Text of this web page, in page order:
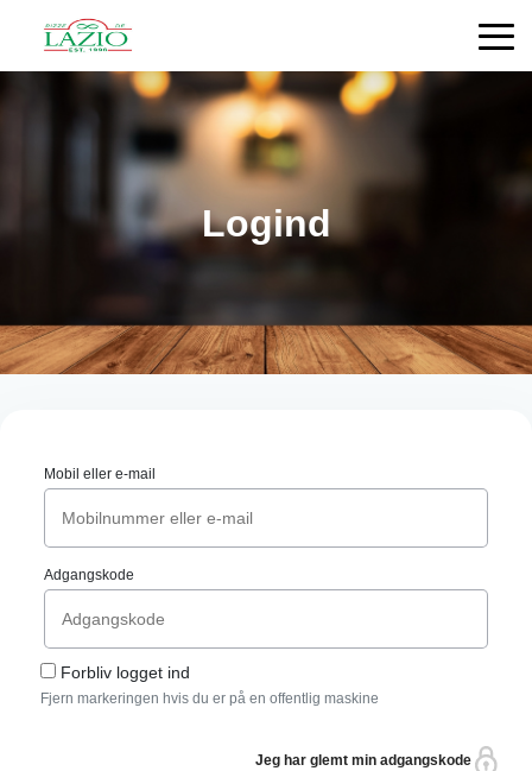
Logind
Mobil eller e-mail
Adgangskode
Forbliv logget ind
Fjern markeringen hvis du er på en offentlig maskine
Jeg har glemt min adgangskode